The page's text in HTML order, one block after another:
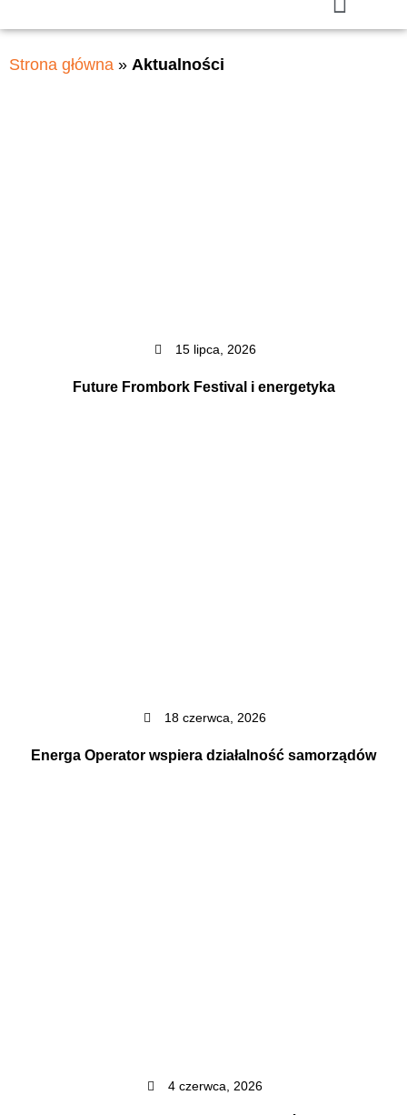
Strona główna » Aktualności
15 lipca, 2026
Future Frombork Festival i energetyka
18 czerwca, 2026
Energa Operator wspiera działalność samorządów
4 czerwca, 2026